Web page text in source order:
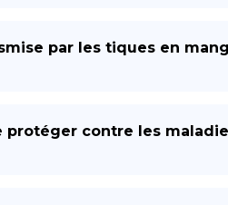
par les tiques en
contre les